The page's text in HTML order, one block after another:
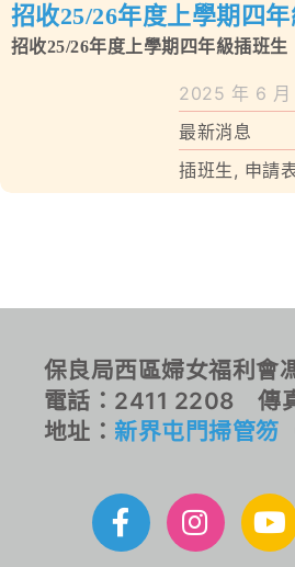
校風及學生支援
對外聯繫
招收25/26年度上學期四
招收25/26年度上學期四年級插班生
2025 年 6 月
最新消息
插班生, 申請
保良局西區婦女福利會
電話：2411 2208 傳
地址： 新界屯門掃管笏